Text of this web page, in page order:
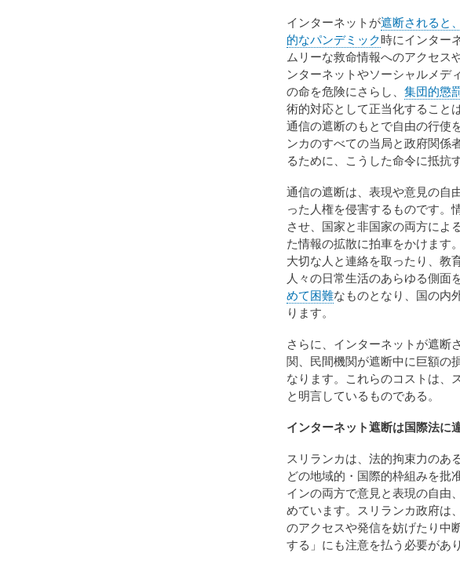
インターネットが遮断されると
的なパンデミック時にインター
ムリーな救命情報へのアクセス
ンターネットやソーシャルメデ
の命を危険にさらし、 集団的懲
術的対応として正当化すること
通信の遮断のもとで自由の行使
ンカのすべての当局と政府関係
るために、こうした命令に抵抗
通信の遮断は、表現や意見の自
った人権を侵害するものです。
させ、国家と非国家の両方によ
た情報の拡散に拍車をかけます
大切な人と連絡を取ったり、教
人々の日常生活のあらゆる側面
めて困難なものとなり、国の内
ります。
さらに、インターネットが遮断
関、民間機関が遮断中に巨額の
なります。これらのコストは、
と明言しているものである。
インターネット遮断は国際法に
スリランカは、法的拘束力のあ
どの地域的・国際的枠組みを批
インの両方で意見と表現の自由
めています。スリランカ政府は、
のアクセスや発信を妨げたり中
する」にも注意を払う必要があり